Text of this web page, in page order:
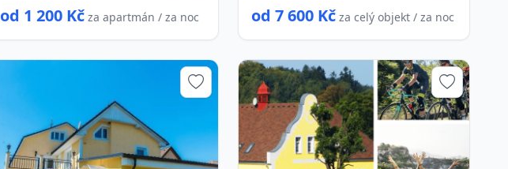
od 1 200 Kč za apartmán / za noc od 7 600 Kč za celý objekt / za noc